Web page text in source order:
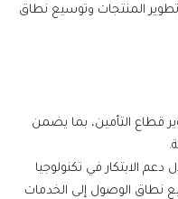
المنتجات وتوسيع نطاق
قطاع التأمين، بما يضمن
الابتكار في تكنولوجيا
نطاق الوصول إلى الخدمات